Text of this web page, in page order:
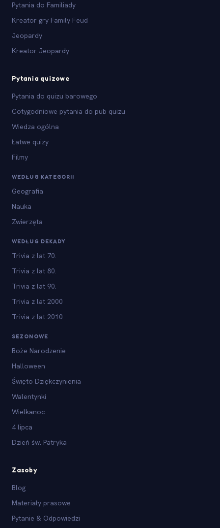
Pytania do Familiady
Kreator gry Family Feud
Jeopardy
Kreator Jeopardy
Pytania quizowe
Pytania do quizu barowego
Cotygodniowe pytania do pub quizu
Wiedza ogólna
Łatwe quizy
Filmy
WEDŁUG KATEGORII
Geografia
Nauka
Zwierzęta
WEDŁUG DEKADY
Trivia z lat 70.
Trivia z lat 80.
Trivia z lat 90.
Trivia z lat 2000
Trivia z lat 2010
SEZONOWE
Boże Narodzenie
Halloween
Święto Dziękczynienia
Walentynki
Wielkanoc
4 lipca
Dzień św. Patryka
Zasoby
Blog
Materiały prasowe
Pytanie & Odpowiedzi